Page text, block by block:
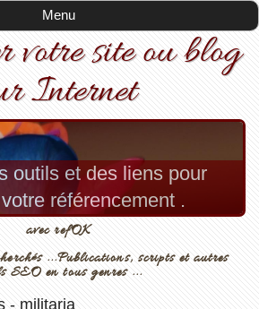
Menu
votre site ou blog
Internet
outils et des liens pour
référencement .
avec refOK
...Publications, scripts et autres
SEO en tous genres ...
- militaria